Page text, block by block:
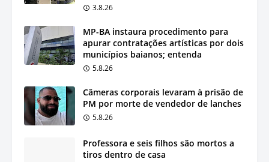
3.8.26
MP-BA instaura procedimento para
apurar contratações artísticas por dois
municípios baianos; entenda
5.8.26
Câmeras corporais levaram à prisão de
PM por morte de vendedor de lanches
5.8.26
Professora e seis filhos são mortos a
tiros dentro de casa